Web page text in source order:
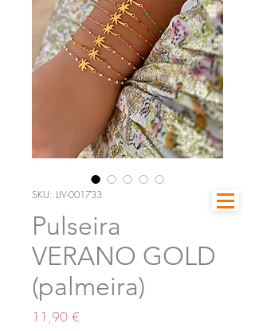
SKU: LIV-001733
Pulseira
VERANO GOLD
(palmeira)
11,90 €